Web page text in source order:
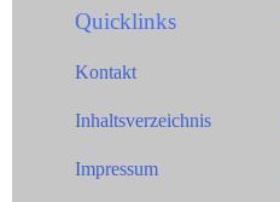
Quicklinks
Kontakt
Inhaltsverzeichnis
Impressum